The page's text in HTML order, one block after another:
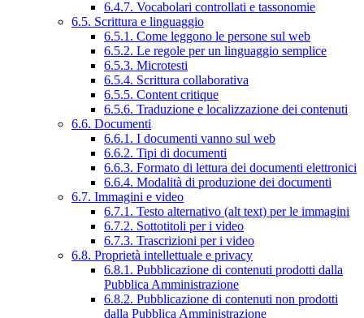
6.4.7. Vocabolari controllati e tassonomie
6.5. Scrittura e linguaggio
6.5.1. Come leggono le persone sul web
6.5.2. Le regole per un linguaggio semplice
6.5.3. Microtesti
6.5.4. Scrittura collaborativa
6.5.5. Content critique
6.5.6. Traduzione e localizzazione dei contenuti
6.6. Documenti
6.6.1. I documenti vanno sul web
6.6.2. Tipi di documenti
6.6.3. Formato di lettura dei documenti elettronici
6.6.4. Modalità di produzione dei documenti
6.7. Immagini e video
6.7.1. Testo alternativo (alt text) per le immagini
6.7.2. Sottotitoli per i video
6.7.3. Trascrizioni per i video
6.8. Proprietà intellettuale e privacy
6.8.1. Pubblicazione di contenuti prodotti dalla
Pubblica Amministrazione
6.8.2. Pubblicazione di contenuti non prodotti
dalla Pubblica Amministrazione